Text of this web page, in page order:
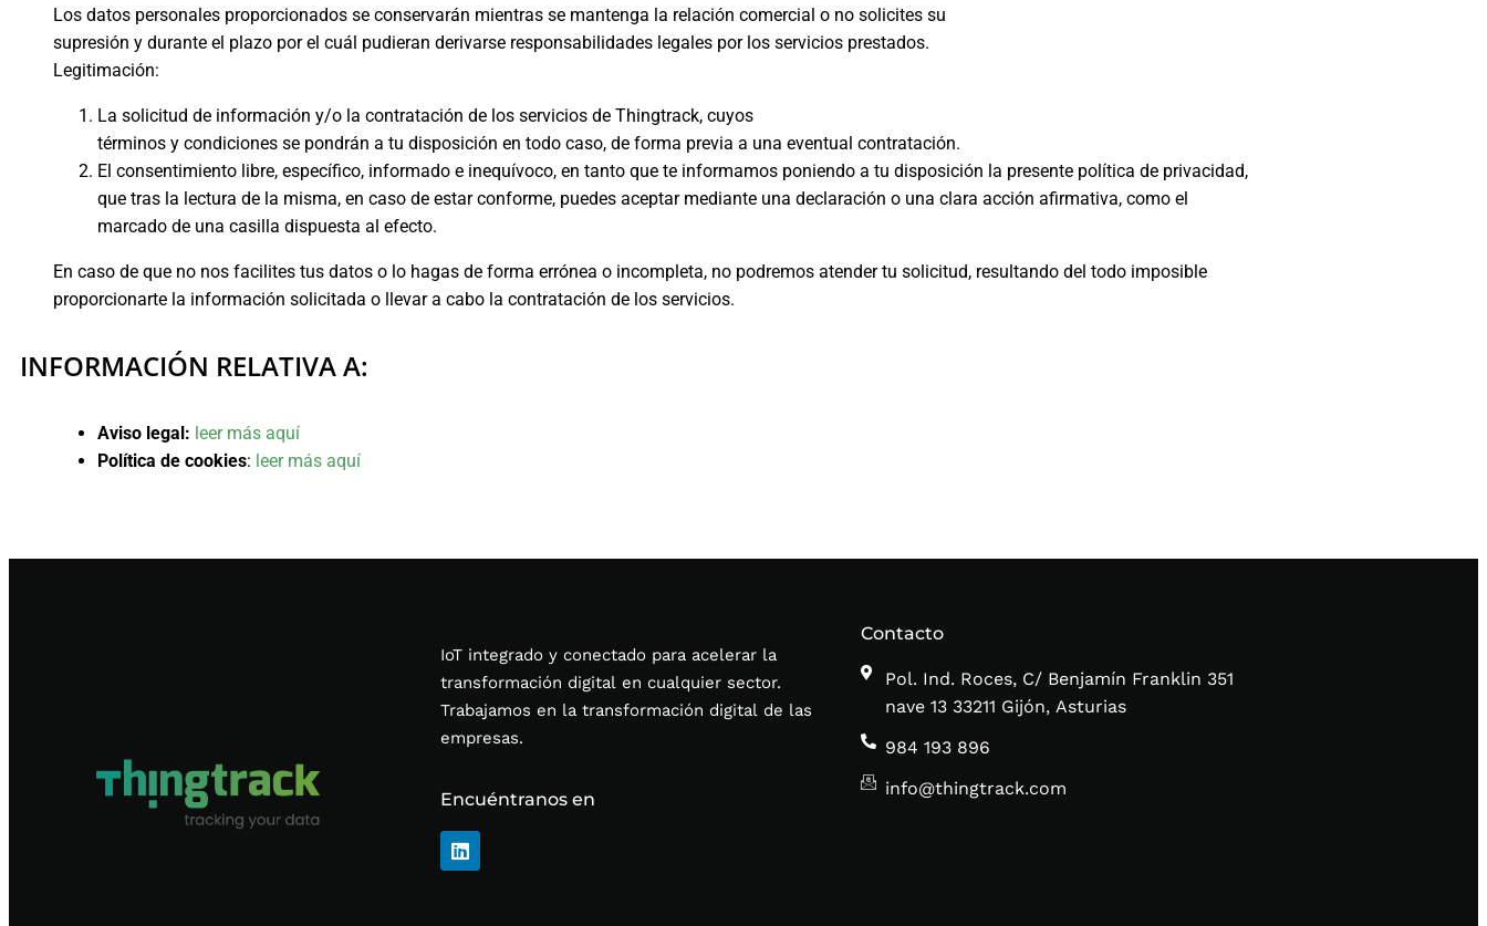
Los datos personales proporcionados se conservarán mientras se mantenga la relación comercial o no solicites su
supresión y durante el plazo por el cuál pudieran derivarse responsabilidades legales por los servicios prestados.
Legitimación:
La solicitud de información y/o la contratación de los servicios de Thingtrack, cuyos
términos y condiciones se pondrán a tu disposición en todo caso, de forma previa a una eventual contratación.
El consentimiento libre, específico, informado e inequívoco, en tanto que te informamos poniendo a tu disposición la presente política de privacidad,
que tras la lectura de la misma, en caso de estar conforme, puedes aceptar mediante una declaración o una clara acción afirmativa, como el
marcado de una casilla dispuesta al efecto.
En caso de que no nos facilites tus datos o lo hagas de forma errónea o incompleta, no podremos atender tu solicitud, resultando del todo imposible
proporcionarte la información solicitada o llevar a cabo la contratación de los servicios.
INFORMACIÓN RELATIVA A:
Aviso legal: leer más aquí
Política de cookies: leer más aquí
IoT integrado y conectado para acelerar la
transformación digital en cualquier sector.
Trabajamos en la transformación digital de las
empresas.
Encuéntranos en
Contacto
Pol. Ind. Roces, C/ Benjamín Franklin 351
nave 13 33211 Gijón, Asturias
984 193 896
info@thingtrack.com